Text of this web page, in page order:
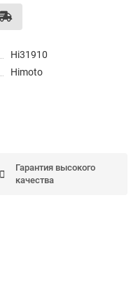
Hi31910
Himoto
Гарантия высокого
качества
6
85